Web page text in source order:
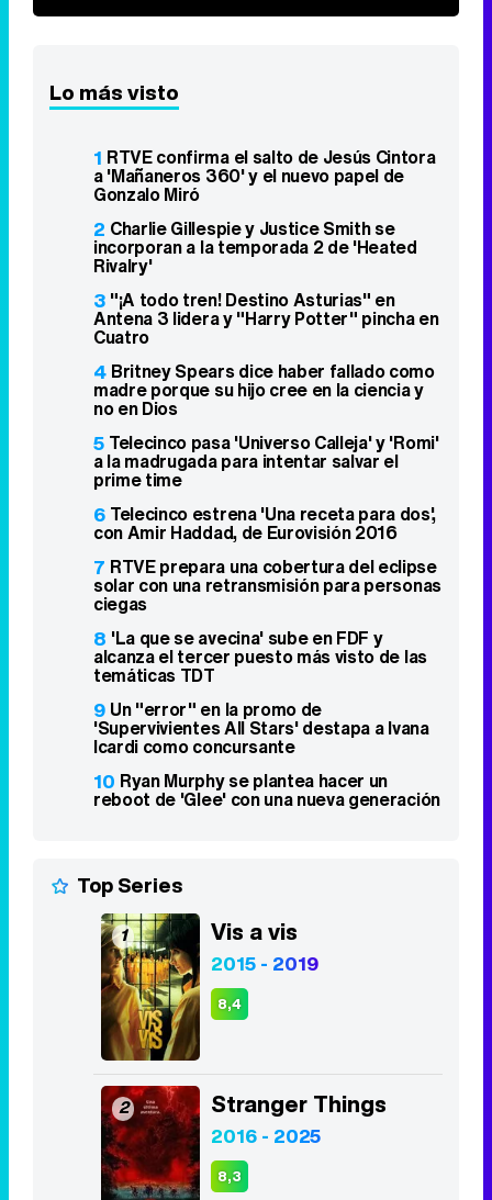
Lo más visto
1 RTVE confirma el salto de Jesús Cintora
a 'Mañaneros 360' y el nuevo papel de
Gonzalo Miró
2 Charlie Gillespie y Justice Smith se
incorporan a la temporada 2 de 'Heated
Rivalry'
3 "¡A todo tren! Destino Asturias" en
Antena 3 lidera y "Harry Potter" pincha en
Cuatro
4 Britney Spears dice haber fallado como
madre porque su hijo cree en la ciencia y
no en Dios
5 Telecinco pasa 'Universo Calleja' y 'Romi'
a la madrugada para intentar salvar el
prime time
6 Telecinco estrena 'Una receta para dos',
con Amir Haddad, de Eurovisión 2016
7 RTVE prepara una cobertura del eclipse
solar con una retransmisión para personas
ciegas
8 'La que se avecina' sube en FDF y
alcanza el tercer puesto más visto de las
temáticas TDT
9 Un "error" en la promo de
'Supervivientes All Stars' destapa a Ivana
Icardi como concursante
10 Ryan Murphy se plantea hacer un
reboot de 'Glee' con una nueva generación
Top Series
1 Vis a vis
2015 - 2019
8,4
2 Stranger Things
2016 - 2025
8,3